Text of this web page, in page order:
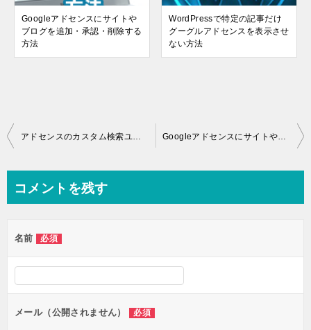
Googleアドセンスにサイトや
ブログを追加・承認・削除する
方法
WordPressで特定の記事だけ
グーグルアドセンスを表示させ
ない方法
投
ビ
ー
シ
ョ
ン
アドセンスのカスタム検索ユニットの設置方法を解説！広告効果や特徴は？ Googleアドセンスにサイトやブログを追加・承認・削除する方法
コメントを残す
名前 必須
メール（公開されません） 必須